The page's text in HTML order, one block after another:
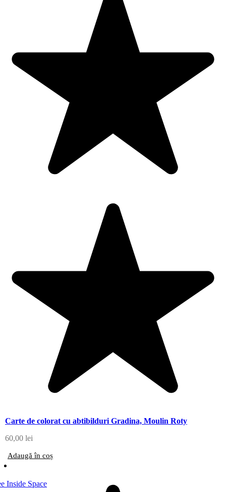
Carte de colorat cu abtibilduri Gradina, Moulin Roty
60,00 lei
Adaugă în coș